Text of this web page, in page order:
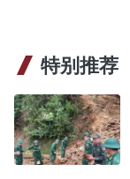
特别推荐